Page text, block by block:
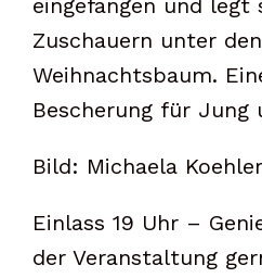
eingefangen und legt
Zuschauern unter den
Weihnachtsbaum.
Bescherung für Jung
Bild: Michaela
Einlass 19 Uhr –
der Veranstaltung